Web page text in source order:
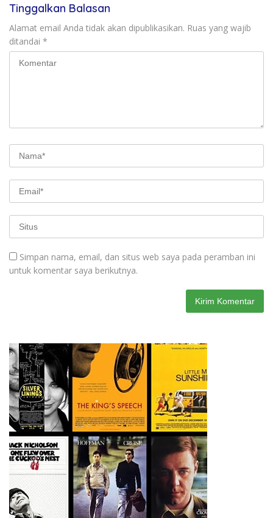
Tinggalkan Balasan
Alamat email Anda tidak akan dipublikasikan. Ruas yang wajib
ditandai *
Simpan nama, email, dan situs web saya pada peramban ini
untuk komentar saya berikutnya.